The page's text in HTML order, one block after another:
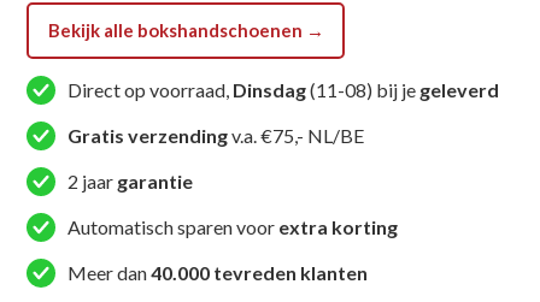
1)
aantal
Bekijk alle bokshandschoenen →
Direct op voorraad, Dinsdag(11-08) bij je geleverd
Gratis verzendingv.a. €75,- NL/BE
2 jaar garantie
Automatisch sparen voor extra korting
Meer dan40.000 tevreden klanten